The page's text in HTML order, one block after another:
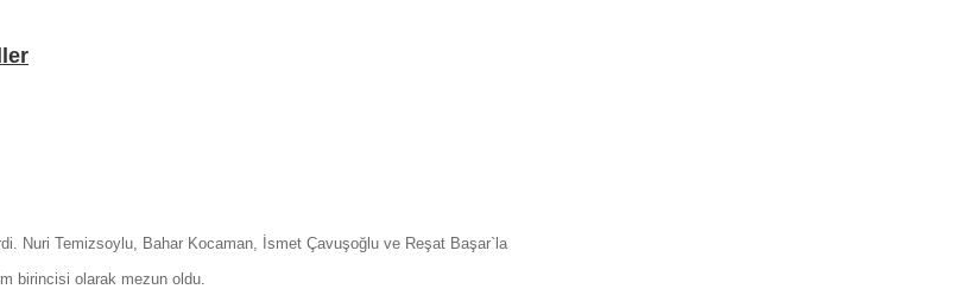
Nuri Temizsoylu, Bahar Kocaman, İsmet Çavuşoğlu ve Reşat Başar`la
birincisi olarak mezun oldu.